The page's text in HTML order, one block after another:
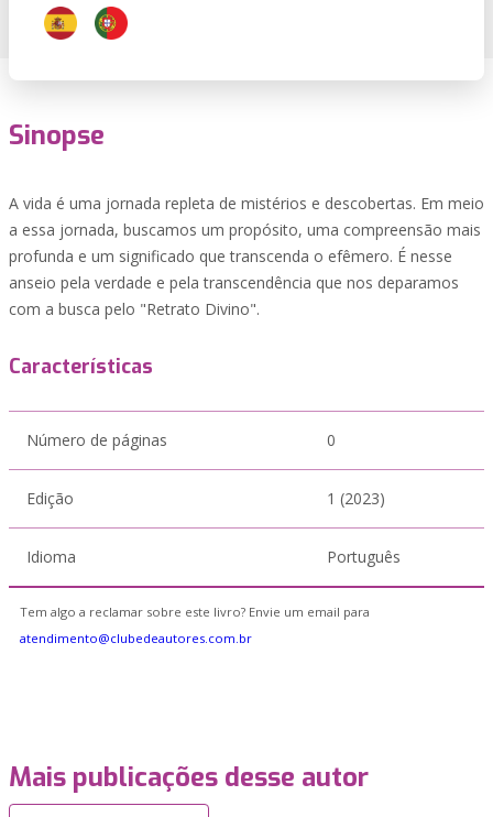
Sinopse
A vida é uma jornada repleta de mistérios e descobertas. Em meio
a essa jornada, buscamos um propósito, uma compreensão mais
profunda e um significado que transcenda o efêmero. É nesse
anseio pela verdade e pela transcendência que nos deparamos
com a busca pelo "Retrato Divino".
Características
Número de páginas 0
Edição 1 (2023)
Idioma Português
Tem algo a reclamar sobre este livro? Envie um email para
atendimento@clubedeautores.com.br
Mais publicações desse autor